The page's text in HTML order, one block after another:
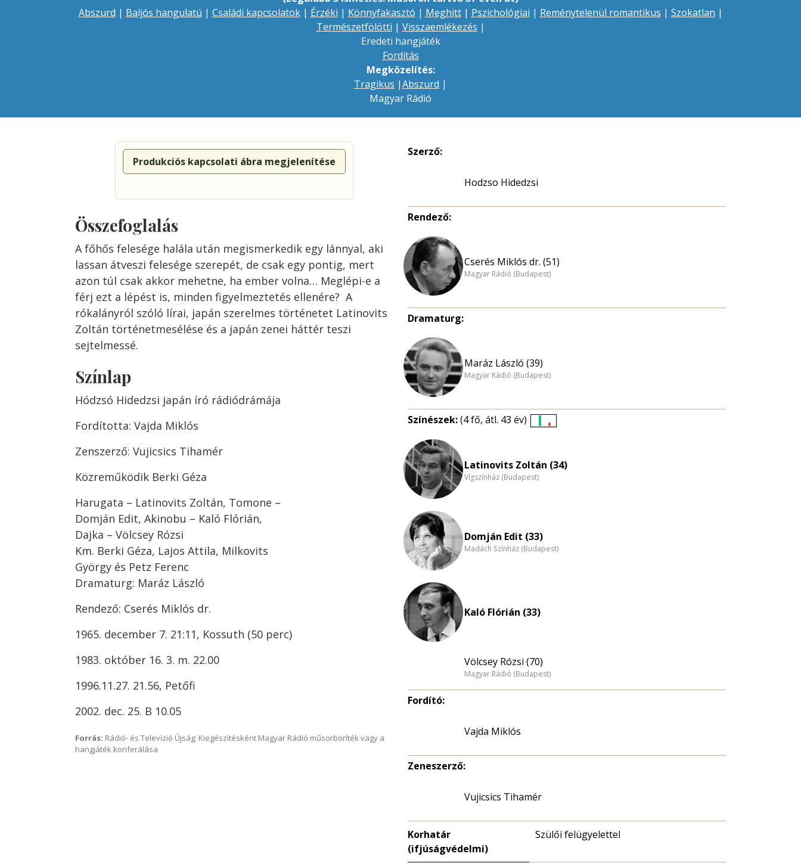
Abszurd | Baljós hangulatú | Családi kapcsolatok| Érzéki | Könnyfakasztó | Meghitt| Pszichológiai | Reménytelenül romantikus | Szokatlan |
Természetfölötti | Visszaemlékezés |
Eredeti hangjáték
Fordítás
Megközelítés:
Tragikus |Abszurd |
Magyar Rádió
Produkciós kapcsolati ábra megjelenítése
Összefoglalás
A főhős felesége halála után megismerkedik egy lánnyal, aki
lassan átveszi felesége szerepét, de csak egy pontig, mert
azon túl csak akkor mehetne, ha ember volna… Meglépi-e a
férj ezt a lépést is, minden figyelmeztetés ellenére? A
rókalányról szóló lírai, japán szerelmes történetet Latinovits
Zoltán történetmesélése és a japán zenei háttér teszi
sejtelmessé.
Színlap
Hódzsó Hidedzsi japán író rádiódrámája
Fordította: Vajda Miklós
Zenszerző: Vujicsics Tihamér
Közreműködik Berki Géza
Harugata – Latinovits Zoltán, Tomone –
Domján Edit, Akinobu – Kaló Flórián,
Dajka – Völcsey Rózsi
Km. Berki Géza, Lajos Attila, Milkovits
György és Petz Ferenc
Dramaturg: Maráz László
Rendező: Cserés Miklós dr.
1965. december 7. 21:11, Kossuth (50 perc)
1983. október 16. 3. m. 22.00
1996.11.27. 21.56, Petőfi
2002. dec. 25. B 10.05
Forrás: Rádió- és Televízió Újság; Kiegészítésként Magyar Rádió műsorboríték vagy a
hangjáték konferálása
Szerző:
Hodzso Hidedzsi
Rendező:
Cserés Miklós dr. (51)
Magyar Rádió (Budapest)
Dramaturg:
Maráz László (39)
Magyar Rádió (Budapest)
Színészek:(4 fő, átl. 43 év)
nagyítása
Latinovits Zoltán (34)
Vígszínház (Budapest)
Domján Edit (33)
Madách Színház (Budapest)
Kaló Flórián (33)
Völcsey Rózsi (70)
Magyar Rádió (Budapest)
Fordító:
Vajda Miklós
Zeneszerző:
Vujicsics Tihamér
Korhatár
(ifjúságvédelmi)
Szülői felügyelettel